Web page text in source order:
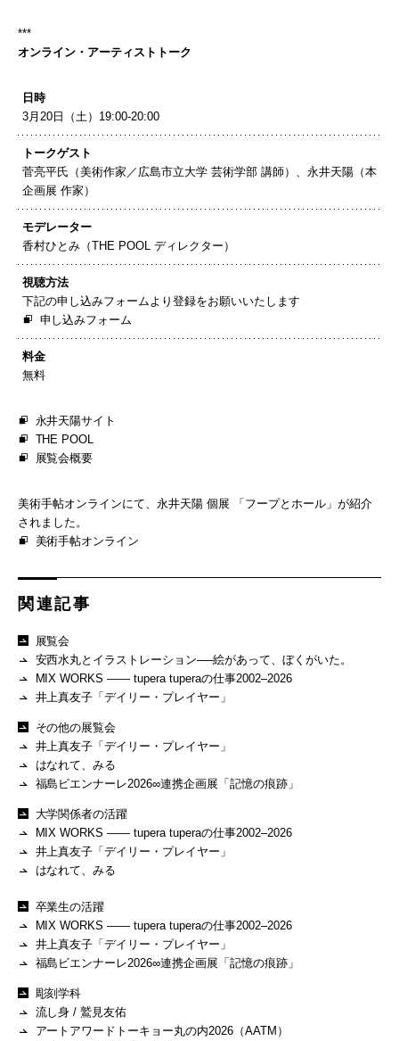
***
オンライン・アーティストトーク
日時
3月20日（土）19:00-20:00
トークゲスト
菅亮平氏（美術作家／広島市立大学 芸術学部 講師）、永井天陽（本
企画展 作家）
モデレーター
香村ひとみ（THE POOL ディレクター）
視聴方法
下記の申し込みフォームより登録をお願いいたします
申し込みフォーム
料金
無料
永井天陽サイト
THE POOL
展覧会概要
美術手帖オンラインにて、永井天陽 個展 「フープとホール」が紹介
されました。
美術手帖オンライン
関連記事
展覧会
安西水丸とイラストレーション──絵があって、ぼくがいた。
MIX WORKS —— tupera tuperaの仕事2002–2026
井上真友子「デイリー・プレイヤー」
その他の展覧会
井上真友子「デイリー・プレイヤー」
はなれて、みる
福島ビエンナーレ2026∞連携企画展「記憶の痕跡」
大学関係者の活躍
MIX WORKS —— tupera tuperaの仕事2002–2026
井上真友子「デイリー・プレイヤー」
はなれて、みる
卒業生の活躍
MIX WORKS —— tupera tuperaの仕事2002–2026
井上真友子「デイリー・プレイヤー」
福島ビエンナーレ2026∞連携企画展「記憶の痕跡」
彫刻学科
流し身 / 鷲見友佑
アートアワードトーキョー丸の内2026（AATM）